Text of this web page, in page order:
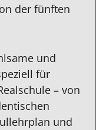
der fünften
und
für
– von
und